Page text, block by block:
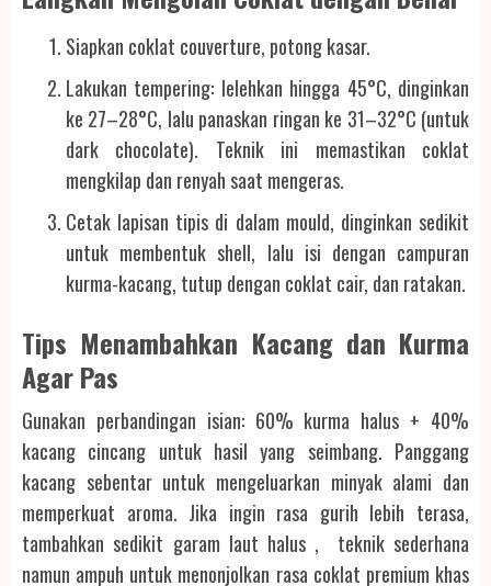
Siapkan coklat couverture, potong kasar.
Lakukan tempering: lelehkan hingga 45°C, dinginkan
ke 27–28°C, lalu panaskan ringan ke 31–32°C (untuk
dark chocolate). Teknik ini memastikan coklat
mengkilap dan renyah saat mengeras.
Cetak lapisan tipis di dalam mould, dinginkan sedikit
untuk membentuk shell, lalu isi dengan campuran
kurma-kacang, tutup dengan coklat cair, dan ratakan.
Tips Menambahkan Kacang dan Kurma
Agar Pas
Gunakan perbandingan isian: 60% kurma halus + 40%
kacang cincang untuk hasil yang seimbang. Panggang
kacang sebentar untuk mengeluarkan minyak alami dan
memperkuat aroma. Jika ingin rasa gurih lebih terasa,
tambahkan sedikit garam laut halus , teknik sederhana
namun ampuh untuk menonjolkan rasa coklat premium khas